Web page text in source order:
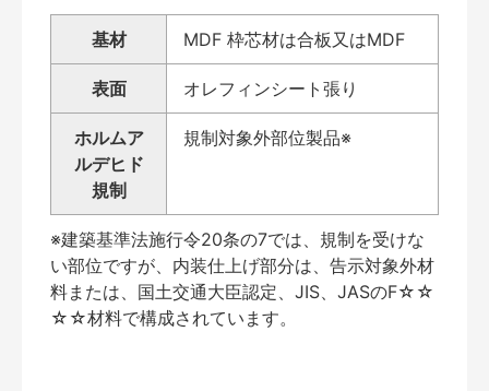
基材 MDF 枠芯材は合板又はMDF
表面 オレフィンシート張り
ホルムア
ルデヒド
規制
規制対象外部位製品※
※建築基準法施行令20条の7では、規制を受けな
い部位ですが、内装仕上げ部分は、告示対象外材
料または、国土交通大臣認定、JIS、JASのF☆☆
☆☆材料で構成されています。